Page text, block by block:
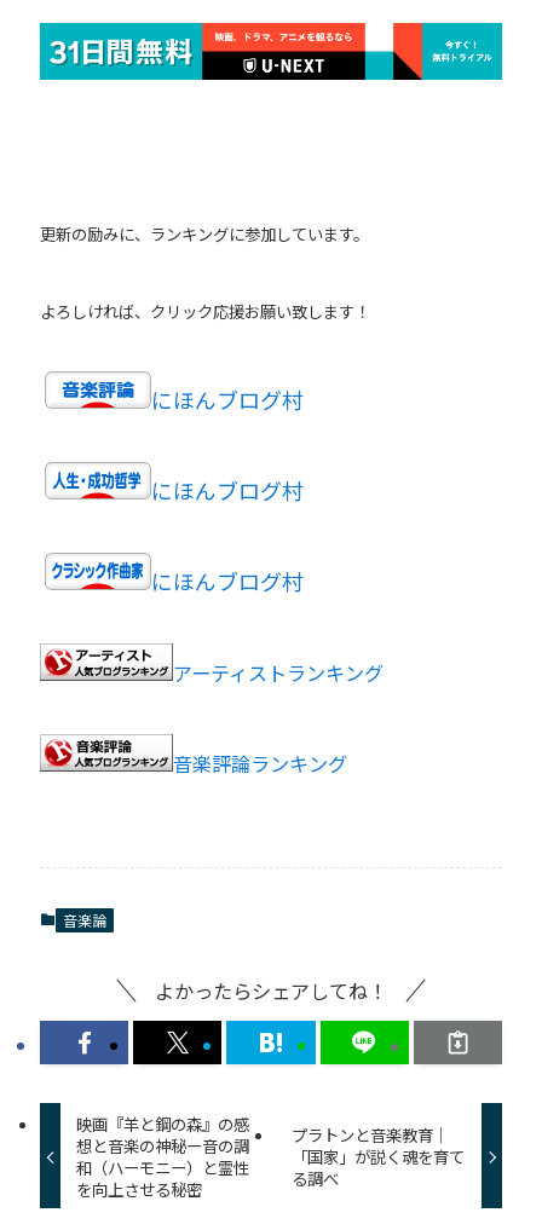
更新の励みに、ランキングに参加しています。
よろしければ、クリック応援お願い致します！
にほんブログ村
にほんブログ村
にほんブログ村
アーティストランキング
音楽評論ランキング
音楽論
よかったらシェアしてね！
映画『羊と鋼の森』の感
想と音楽の神秘ー音の調
和（ハーモニー）と霊性
を向上させる秘密
プラトンと音楽教育｜
「国家」が説く魂を育て
る調べ